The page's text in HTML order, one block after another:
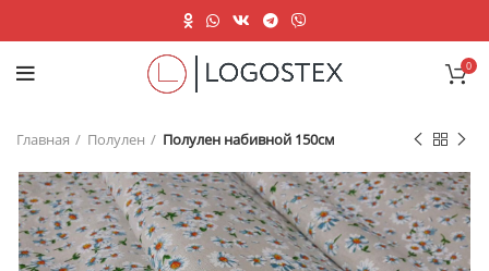
0
Главная Полулен Полулен набивной 150см